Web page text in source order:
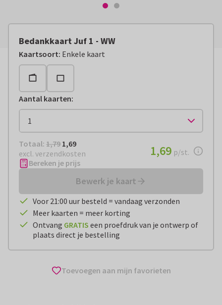
Bedankkaart Juf 1 - WW
Kaartsoort: Enkele kaart
Aantal kaarten:
Totaal: € 1,69
Totaal: 1,79 1,69
excl. verzendkosten
€ 1,69per stuk
1,69 p/st.
Bereken je prijs
Bewerk je kaart
Voor 21:00 uur besteld = vandaag verzonden
Meer kaarten = meer korting
Ontvang GRATIS een proefdruk van je ontwerp of
plaats direct je bestelling
Toevoegen aan mijn favorieten